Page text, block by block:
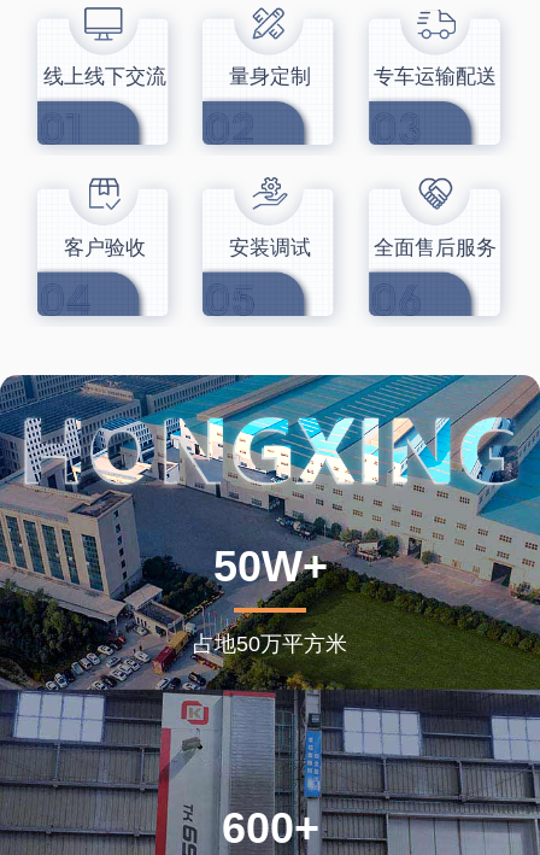
线上线下交流 量身定制 专车运输配送
客户验收 安装调试 全面售后服务
50W+
占地50万平方米
600+